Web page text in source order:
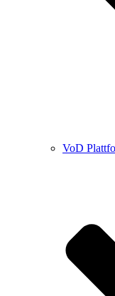
VoD